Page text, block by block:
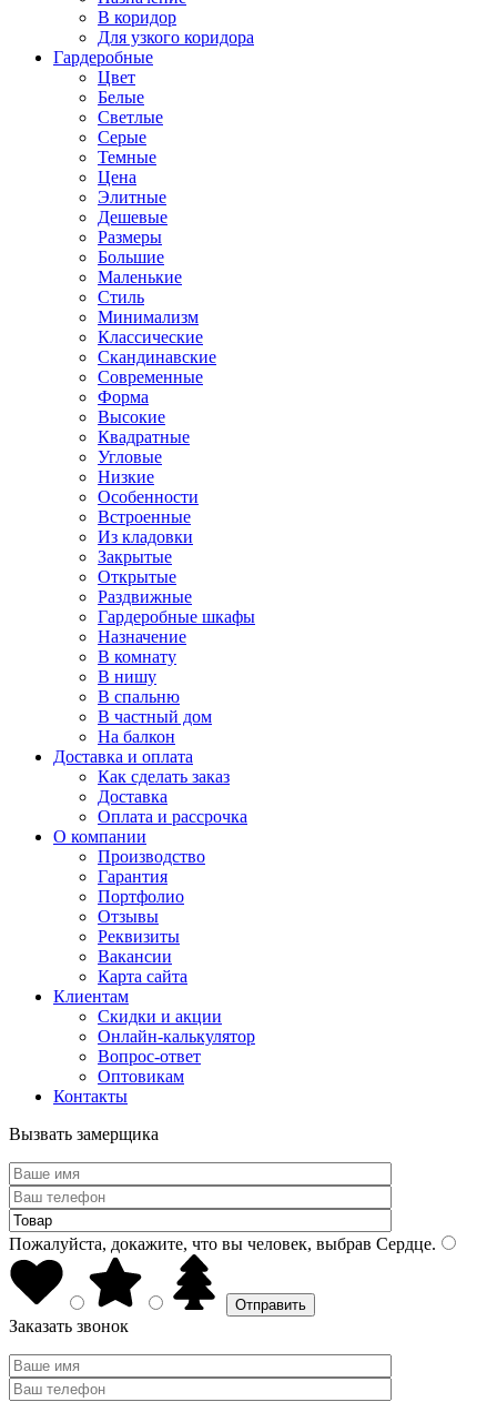
В коридор
Для узкого коридора
Гардеробные
Цвет
Белые
Светлые
Серые
Темные
Цена
Элитные
Дешевые
Размеры
Большие
Маленькие
Стиль
Минимализм
Классические
Скандинавские
Современные
Форма
Высокие
Квадратные
Угловые
Низкие
Особенности
Встроенные
Из кладовки
Закрытые
Открытые
Раздвижные
Гардеробные шкафы
Назначение
В комнату
В нишу
В спальню
В частный дом
На балкон
Доставка и оплата
Как сделать заказ
Доставка
Оплата и рассрочка
О компании
Производство
Гарантия
Портфолио
Отзывы
Реквизиты
Вакансии
Карта сайта
Клиентам
Скидки и акции
Онлайн-калькулятор
Вопрос-ответ
Оптовикам
Контакты
Вызвать замерщика
Пожалуйста, докажите, что вы человек, выбрав Сердце.
Заказать звонок